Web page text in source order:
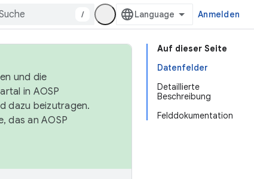
/ Anmelden
Auf dieser Seite
Datenfelder
Detaillierte
Beschreibung
Felddokumentation
und die
in AOSP
dazu beizutragen.
das an AOSP